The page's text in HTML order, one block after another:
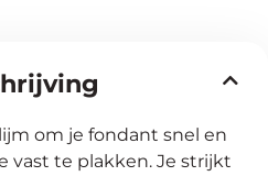
om je fondant snel en
vast te plakken. Je strijkt